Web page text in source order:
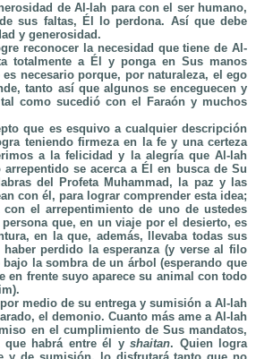
de Al-lah para con el ser humano,
sus faltas, Él lo perdona. Así que debe
y generosidad.
reconocer la necesidad que tiene de Al-
totalmente a Él y ponga en Sus manos
necesario porque, por naturaleza, el ego
tanto así que algunos se enceguecen y
como sucedió con el Faraón y muchos
que es esquivo a cualquier descripción
teniendo firmeza en la fe y una certeza
a la felicidad y la alegría que Al-lah
se acerca a Él en busca de Su
del Profeta Muhammad, la paz y las
con él, para lograr comprender esta idea;
el arrepentimiento de uno de ustedes
que, en un viaje por el desierto, es
en la que, además, llevaba todas sus
perdido la esperanza (y verse al filo
la sombra de un árbol (esperando que
en frente suyo aparece su animal con todo
medio de su entrega y sumisión a Al-lah
el demonio. Cuanto más ame a Al-lah
en el cumplimiento de Sus mandatos,
que habrá entre él yshaitan. Quien logra